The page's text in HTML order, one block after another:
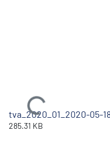
Ladataan...
tva_2020_01_2020-05-
285.31 KB